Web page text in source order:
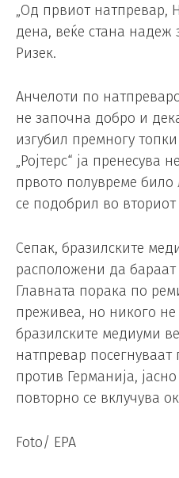
„Од првиот натпревар,
дена, веќе стана надеж
Ризек.
Анчелоти по
не започна добро и
изгубил премногу
„Ројтерс“ ја пренесува
првото полувреме
се подобрил во вториот
Сепак, бразилските
расположени да бараат
Главната порака по
преживеа, но никого не
бразилските медиуми
натпревар посегнуваат
против Германија,
повторно се вклучува
Foto/ EPA